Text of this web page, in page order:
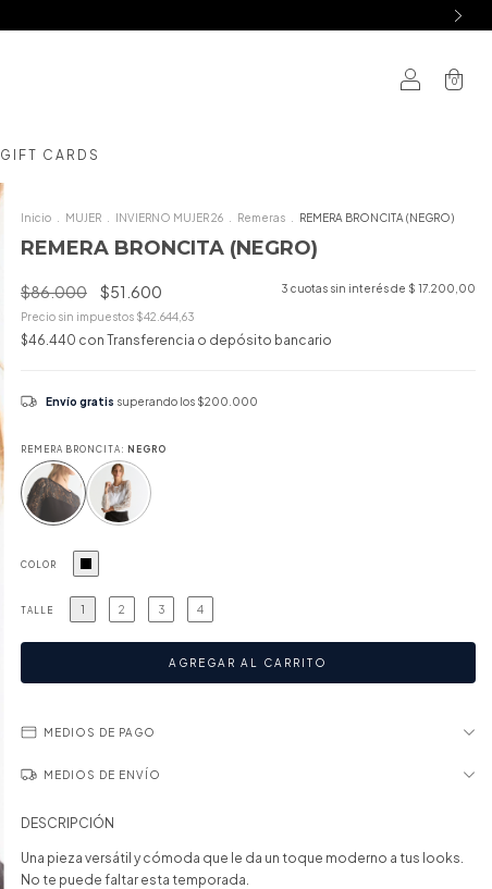
0
GIFT CARDS
Inicio MUJER INVIERNO MUJER 26 Remeras REMERA BRONCITA (NEGRO)
REMERA BRONCITA (NEGRO)
$86.000 $51.600 3 cuotas sin interés de $ 17.200,00
Precio sin impuestos $42.644,63
$46.440 con Transferencia o depósito bancario
Envío gratis superando los $200.000
REMERA BRONCITA: NEGRO
COLOR
TALLE 1 2 3 4
MEDIOS DE PAGO
MEDIOS DE ENVÍO
DESCRIPCIÓN
Una pieza versátil y cómoda que le da un toque moderno a tus looks.
No te puede faltar esta temporada.